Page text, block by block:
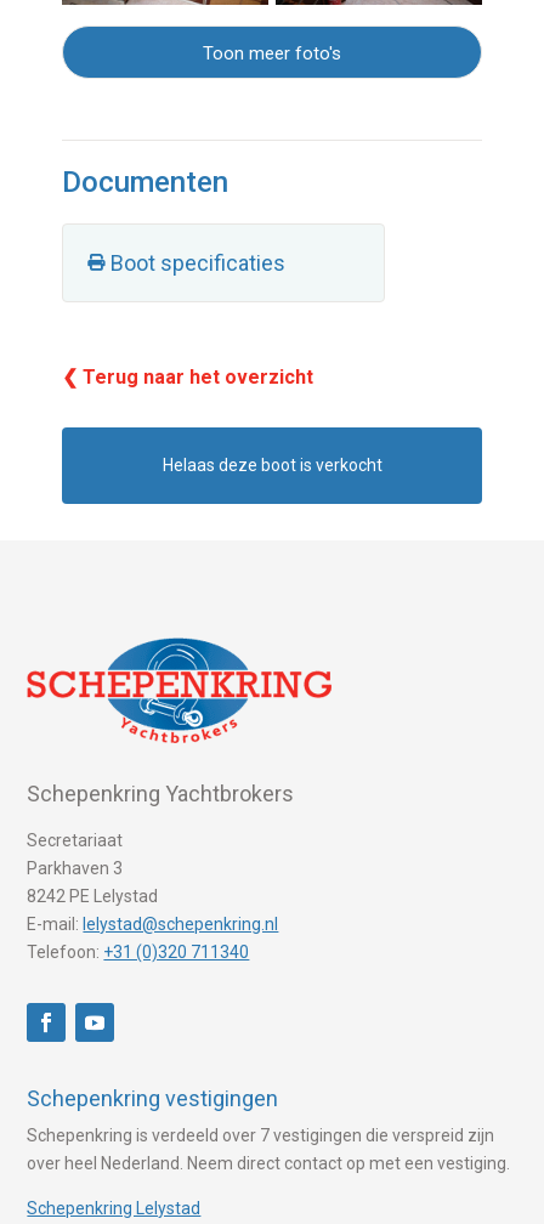
Toon meer foto's
Documenten
Boot specificaties
❮ Terug naar het overzicht
Helaas deze boot is verkocht
Schepenkring Yachtbrokers
Secretariaat
Parkhaven 3
8242 PE Lelystad
E-mail: lelystad@schepenkring.nl
Telefoon: +31 (0)320 711340
Schepenkring vestigingen
Schepenkring is verdeeld over 7 vestigingen die verspreid zijn
over heel Nederland. Neem direct contact op met een vestiging.
Schepenkring Lelystad